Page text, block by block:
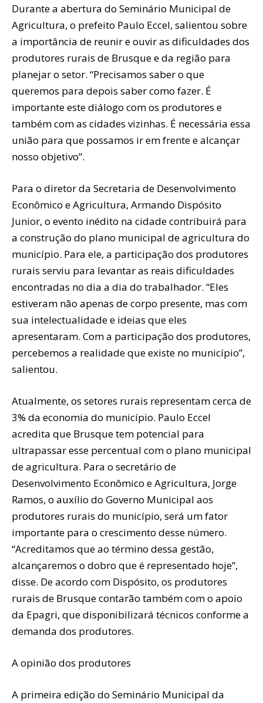
Durante a abertura do Seminário Municipal de
Agricultura, o prefeito Paulo Eccel, salientou sobre
a importância de reunir e ouvir as dificuldades dos
produtores rurais de Brusque e da região para
planejar o setor. “Precisamos saber o que
queremos para depois saber como fazer. É
importante este diálogo com os produtores e
também com as cidades vizinhas. É necessária essa
união para que possamos ir em frente e alcançar
nosso objetivo”.
Para o diretor da Secretaria de Desenvolvimento
Econômico e Agricultura, Armando Dispósito
Junior, o evento inédito na cidade contribuirá para
a construção do plano municipal de agricultura do
município. Para ele, a participação dos produtores
rurais serviu para levantar as reais dificuldades
encontradas no dia a dia do trabalhador. “Eles
estiveram não apenas de corpo presente, mas com
sua intelectualidade e ideias que eles
apresentaram. Com a participação dos produtores,
percebemos a realidade que existe no município”,
salientou.
Atualmente, os setores rurais representam cerca de
3% da economia do município. Paulo Eccel
acredita que Brusque tem potencial para
ultrapassar esse percentual com o plano municipal
de agricultura. Para o secretário de
Desenvolvimento Econômico e Agricultura, Jorge
Ramos, o auxílio do Governo Municipal aos
produtores rurais do município, será um fator
importante para o crescimento desse número.
“Acreditamos que ao término dessa gestão,
alcançaremos o dobro que é representado hoje”,
disse. De acordo com Dispósito, os produtores
rurais de Brusque contarão também com o apoio
da Epagri, que disponibilizará técnicos conforme a
demanda dos produtores.
A opinião dos produtores
A primeira edição do Seminário Municipal da